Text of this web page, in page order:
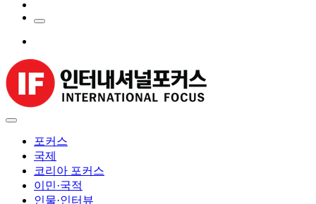
포커스
국제
코리아 포커스
이민·국적
인물·인터뷰